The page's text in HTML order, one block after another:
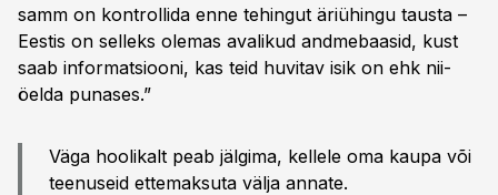
samm on kontrollida enne tehingut äriühingu tausta –
Eestis on selleks olemas avalikud andmebaasid, kust
saab informatsiooni, kas teid huvitav isik on ehk nii-
öelda punases.”
Väga hoolikalt peab jälgima, kellele oma kaupa või
teenuseid ettemaksuta välja annate.